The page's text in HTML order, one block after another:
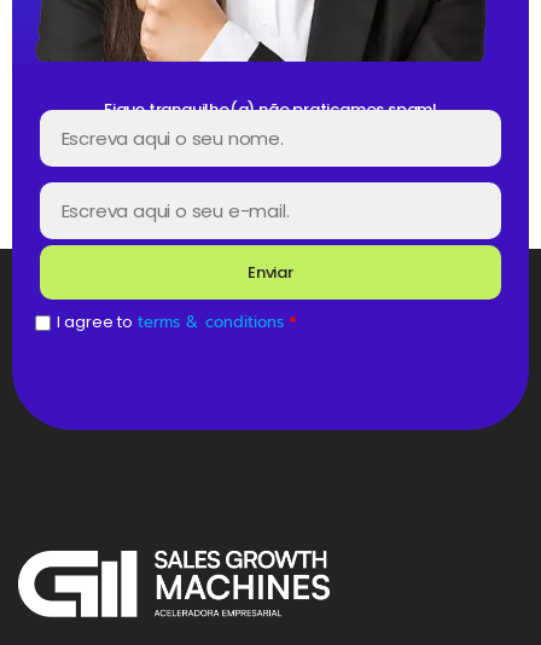
Fique tranquilho(a) não praticamos spam!
Enviar
I agree to terms & conditions *